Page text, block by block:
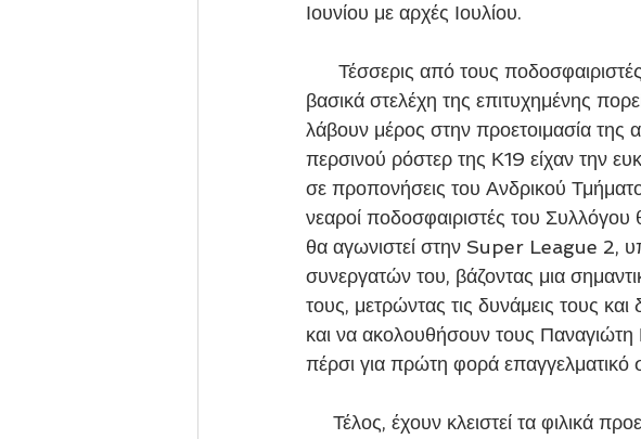
Ιουνίου με αρχές Ιουλίου.
βασικά στελέχη της επιτυχημένης
λάβουν μέρος στην προετοιμασία της
περσινού ρόστερ της Κ19 είχαν την
σε προπονήσεις του Ανδρικού
νεαροί ποδοσφαιριστές του
θα αγωνιστεί στην Super League 2,
συνεργατών του, βάζοντας μια
τους, μετρώντας τις δυνάμεις τους
και να ακολουθήσουν τους
πέρσι για πρώτη φορά επαγγελματικό